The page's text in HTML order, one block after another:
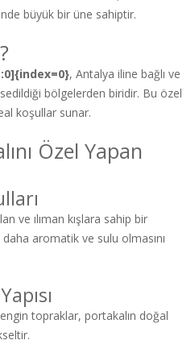
büyük bir üne sahiptir.
, Antalya iline bağlı ve
bölgelerden biridir. Bu özel
koşullar sunar.
Özel Yapan
ve ılıman kışlara sahip bir
aromatik ve sulu olmasını
topraklar, portakalın doğal